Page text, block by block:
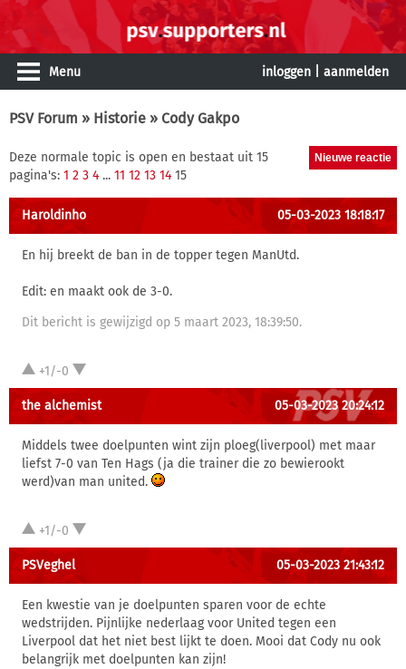
Menu inloggen aanmelden
PSV Forum » Historie » Cody Gakpo
Deze normale topic is open en bestaat uit 15
pagina's: 1 2 3 4 ... 11 12 13 14 15
Haroldinho 05-03-2023 18:18:17
En hij breekt de ban in de topper tegen ManUtd.
Edit: en maakt ook de 3-0.
Dit bericht is gewijzigd op 5 maart 2023, 18:39:50.
+1/-0
the alchemist 05-03-2023 20:24:12
Middels twee doelpunten wint zijn ploeg(liverpool) met maar
liefst 7-0 van Ten Hags (ja die trainer die zo bewierookt
werd)van man united.
+1/-0
PSVeghel 05-03-2023 21:43:12
Een kwestie van je doelpunten sparen voor de echte
wedstrijden. Pijnlijke nederlaag voor United tegen een
Liverpool dat het niet best lijkt te doen. Mooi dat Cody nu ook
belangrijk met doelpunten kan zijn!